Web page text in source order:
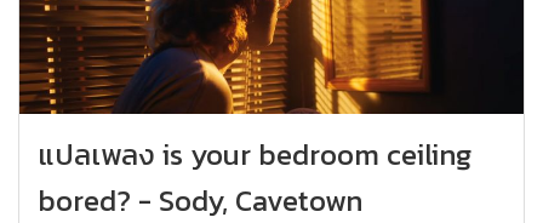
แปลเพลง is your bedroom ceiling
bored? - Sody, Cavetown